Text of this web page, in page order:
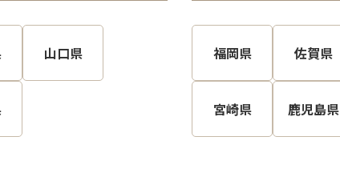
山口県 福岡県 佐賀県
宮崎県 鹿児島県